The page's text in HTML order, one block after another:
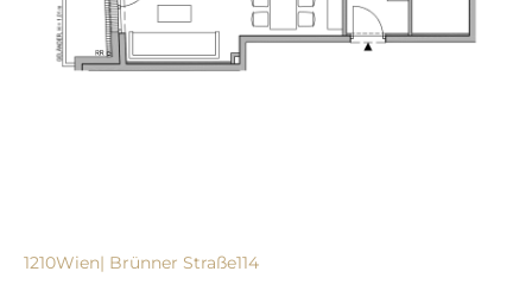
1210Wien| Brünner Straße114